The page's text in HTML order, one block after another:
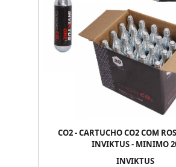
CO2 - CARTUCHO CO2 COM
INVIKTUS - MINIMO
INVIKTUS